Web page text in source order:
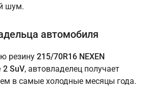
шум.
автомобиля
резину 215/70R16 NEXEN
2 SuV, автовладелец получает
в самые холодные месяцы года.